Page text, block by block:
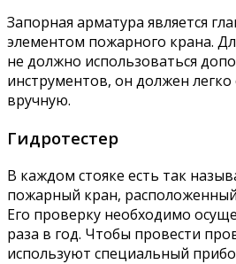
Запорная арматура является
элементом пожарного крана.
не должно использоваться
инструментов, он должен легко
вручную.
Гидротестер
В каждом стояке есть так
пожарный кран,
Его проверку необходимо
раза в год. Чтобы провести
используют специальный